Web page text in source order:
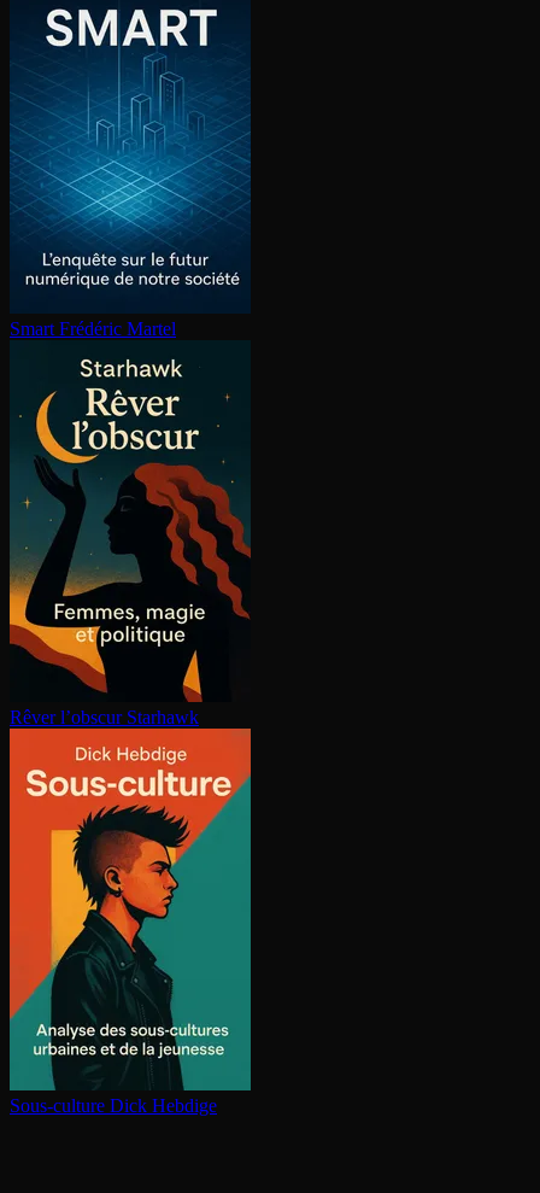
Smart Frédéric Martel
Rêver l’obscur Starhawk
Sous-culture Dick Hebdige